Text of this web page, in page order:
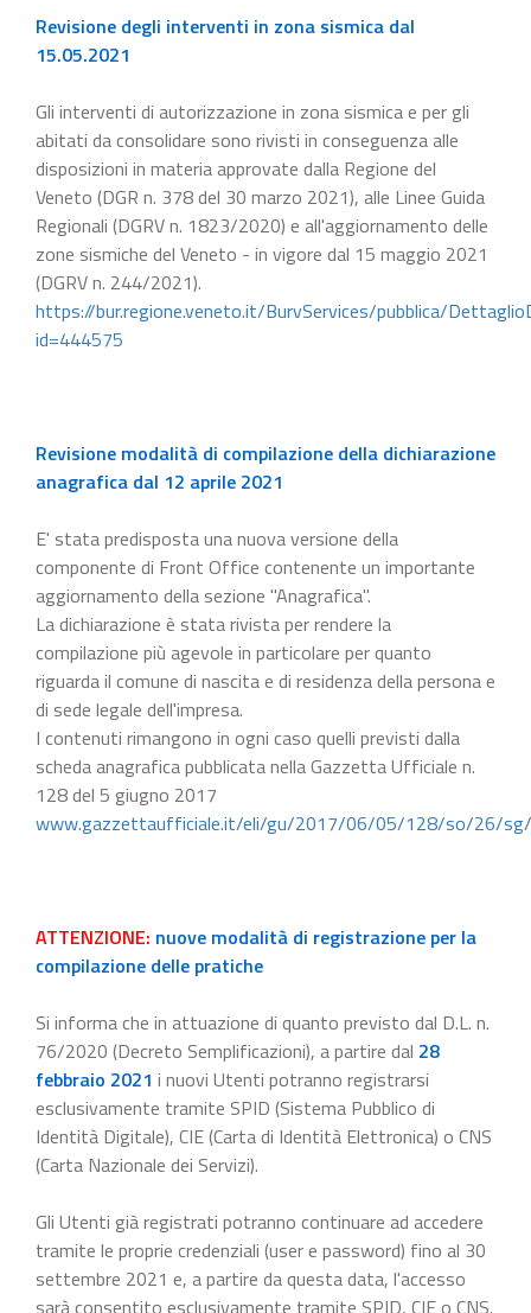
Revisione degli interventi in zona sismica dal
15.05.2021
Gli interventi di autorizzazione in zona sismica e per gli
abitati da consolidare sono rivisti in conseguenza alle
disposizioni in materia approvate dalla Regione del
Veneto (DGR n. 378 del 30 marzo 2021), alle Linee Guida
Regionali (DGRV n. 1823/2020) e all'aggiornamento delle
zone sismiche del Veneto - in vigore dal 15 maggio 2021
(DGRV n. 244/2021).
https://bur.regione.veneto.it/BurvServices/pubblica/
id=444575
Revisione modalità di compilazione della dichiarazione
anagrafica dal 12 aprile 2021
E' stata predisposta una nuova versione della
componente di Front Office contenente un importante
aggiornamento della sezione "Anagrafica".
La dichiarazione è stata rivista per rendere la
compilazione più agevole in particolare per quanto
riguarda il comune di nascita e di residenza della persona e
di sede legale dell'impresa.
I contenuti rimangono in ogni caso quelli previsti dalla
scheda anagrafica pubblicata nella Gazzetta Ufficiale n.
128 del 5 giugno 2017
www.gazzettaufficiale.it/eli/gu/2017/06/05/128/so/26/
ATTENZIONE: nuove modalità di registrazione per la
compilazione delle pratiche
Si informa che in attuazione di quanto previsto dal D.L. n.
76/2020 (Decreto Semplificazioni), a partire dal 28
febbraio 2021 i nuovi Utenti potranno registrarsi
esclusivamente tramite SPID (Sistema Pubblico di
Identità Digitale), CIE (Carta di Identità Elettronica) o CNS
(Carta Nazionale dei Servizi).
Gli Utenti già registrati potranno continuare ad accedere
tramite le proprie credenziali (user e password) fino al 30
settembre 2021 e, a partire da questa data, l'accesso
sarà consentito esclusivamente tramite SPID, CIE o CNS.